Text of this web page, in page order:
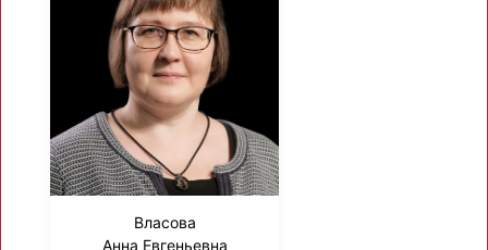
Власова
Анна Евгеньевна